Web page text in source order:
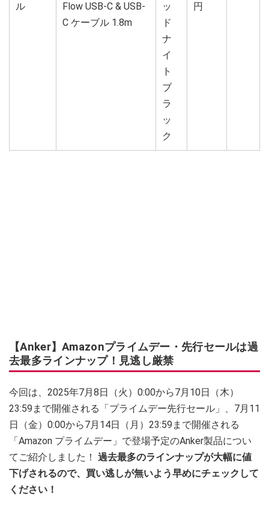
ル
Flow USB-C & USB-
C ケーブル 1.8m
ッ
ド
ナ
イ
ト
ブ
ラ
ッ
ク
円
【Anker】Amazonプライムデー・先行セールは過
去最多ラインナップ！見逃し厳禁
今回は、2025年7月8日（火）0:00から7月10日（木）
23:59まで開催される「プライムデー先行セール」、7月11
日（金）0:00から7月14日（月）23:59まで開催される
「Amazon プライムデー」で登場予定のAnker製品につい
てご紹介しました！ 過去最多のラインナップが大幅に値
下げされるので、買い逃しが無いよう早めにチェックして
ください！